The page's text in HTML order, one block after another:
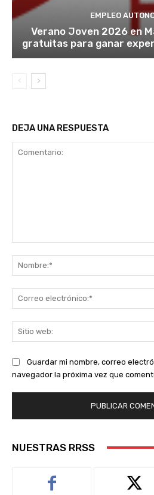
EMPLEO
Verano Joven 2026 en
gratuitas para ganar
DEJA UNA RESPUESTA
Guardar mi nombre, correo
navegador la próxima vez que
NUESTRAS RRSS